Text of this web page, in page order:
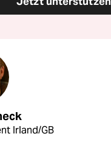
Irland/GB